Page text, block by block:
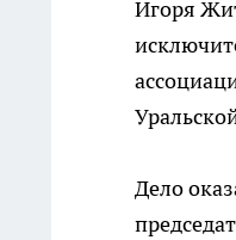
Игоря
Дело